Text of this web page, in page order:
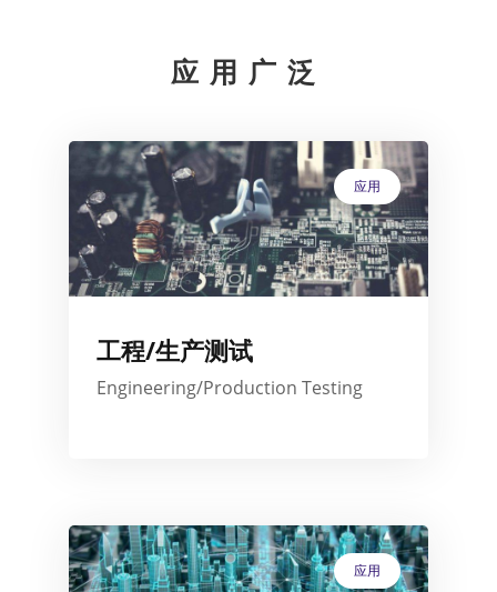
应用广泛
应用
工程/生产测试
Engineering/Production Testing
应用